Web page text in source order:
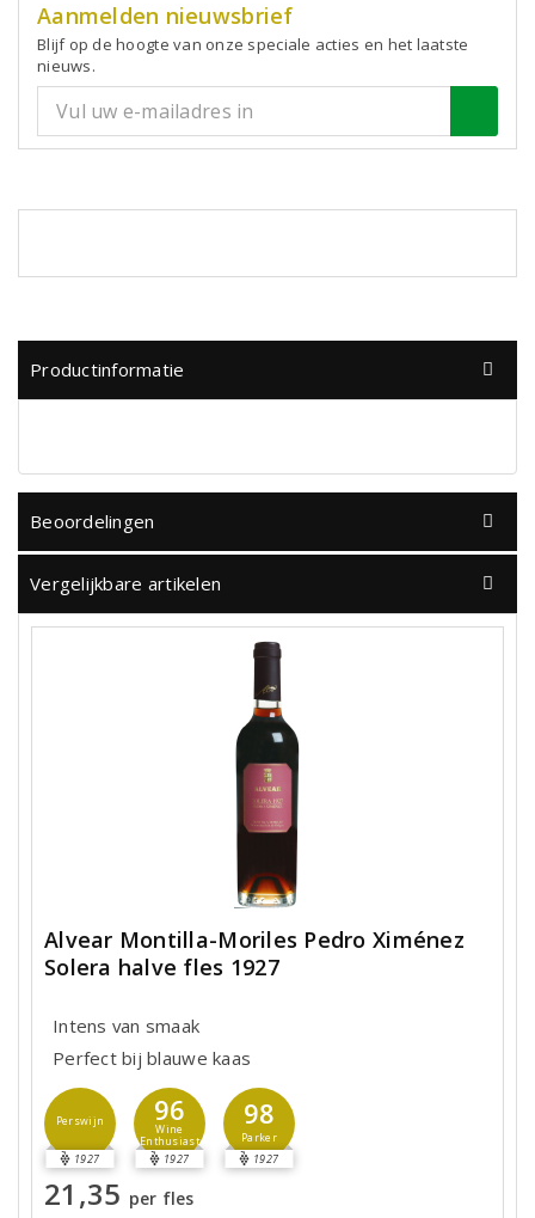
Aanmelden nieuwsbrief
Blijf op de hoogte van onze speciale acties en het laatste
nieuws.
Productinformatie
Beoordelingen
Vergelijkbare artikelen
Alvear Montilla-Moriles Pedro Ximénez
Solera halve fles 1927
Intens van smaak
Perfect bij blauwe kaas
Perswijn
1927
96
Wine
Enthusiast
1927
98
Parker
1927
21,35 per fles